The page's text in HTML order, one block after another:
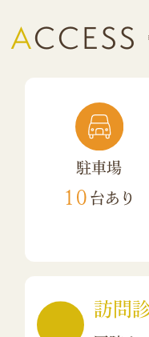
ACCESS
駐車場
10 台あり
訪問